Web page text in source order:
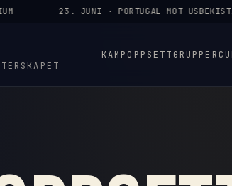
23. JUNI · PORTUGAL MOT
KAMPOPPSETT GRUPPER